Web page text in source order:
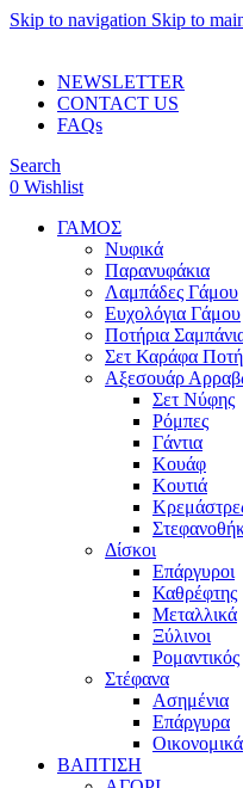
Skip to navigation Skip to
NEWSLETTER
CONTACT US
FAQs
Search
0 Wishlist
ΓΑΜΟΣ
Νυφικά
Παρανυφάκια
Λαμπάδες Γάμου
Ευχολόγια Γάμου
Ποτήρια
Σετ Καράφα
Αξεσουάρ
Σετ Νύφης
Ρόμπες
Γάντια
Κουάφ
Κουτιά
Δίσκοι
Επάργυροι
Καθρέφτης
Μεταλλικά
Ξύλινοι
Ρομαντικός
Στέφανα
Ασημένια
Επάργυρα
Οικονομικά
ΒΑΠΤΙΣΗ